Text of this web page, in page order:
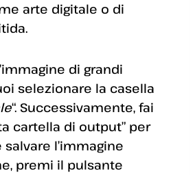
arte digitale o di
di grandi
selezionare la casella
“. Successivamente, fai
cartella di output” per
l’immagine
premi il pulsante